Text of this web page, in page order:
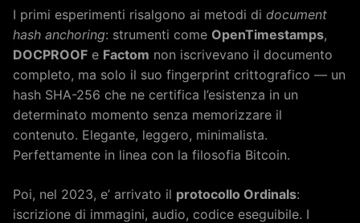
I primi esperimenti risalgono ai metodi di document
hash anchoring: strumenti come OpenTimestamps,
DOCPROOF e Factom non iscrivevano il documento
completo, ma solo il suo fingerprint crittografico — un
hash SHA-256 che ne certifica l’esistenza in un
determinato momento senza memorizzare il
contenuto. Elegante, leggero, minimalista.
Perfettamente in linea con la filosofia Bitcoin.
Poi, nel 2023, e’ arrivato il protocollo Ordinals:
iscrizione di immagini, audio, codice eseguibile. I